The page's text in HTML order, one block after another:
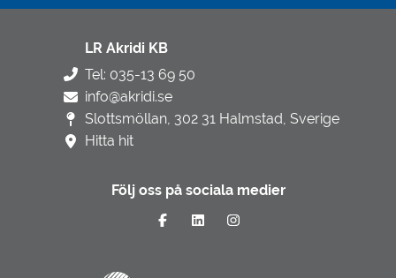
LR Akridi KB
Tel: 035-13 69 50
info@akridi.se
Slottsmöllan, 302 31 Halmstad, Sverige
Hitta hit
Följ oss på sociala medier